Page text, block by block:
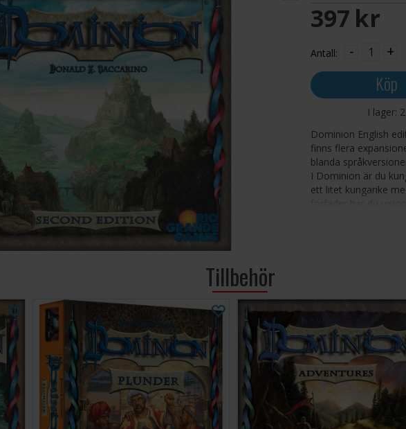
397 SEK
Antall: - +
Köp
I lager: 2
Dominion English
finns flera
blanda
I Dominion är du
ett litet kungarike
förfäder har du
kungarike - kort
Dominion är
Det är mycket lätt
sig snabbt. Varje ny
Innehåll: 500 kort,
Antal spelare: 2-4
Speltid: 30 minuter
Språk: Engelska
Tips och råd: Vi
Tillbehör